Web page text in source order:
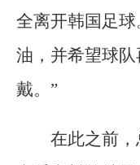
全离开韩国足
油，并希望球
戴。”
在此之前